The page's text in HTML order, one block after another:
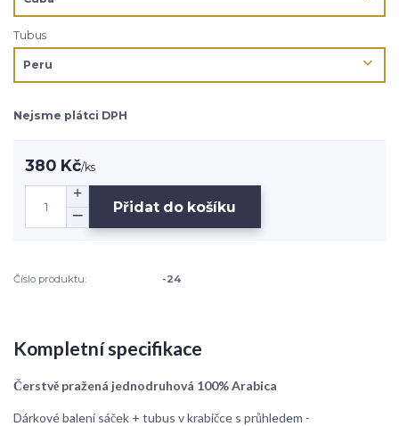
Tubus
Nejsme plátci DPH
380 Kč/ks
Přidat do košíku
Číslo produktu: -24
Kompletní specifikace
Čerstvě pražená jednodruhová 100% Arabica
Dárkové balení sáček + tubus v krabičce s průhledem -